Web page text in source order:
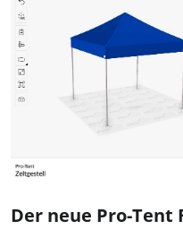
Der neue Pro-